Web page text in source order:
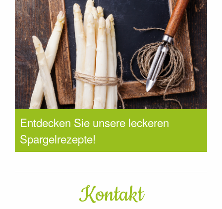
Entdecken Sie unsere leckeren
Spargelrezepte!
Kontakt